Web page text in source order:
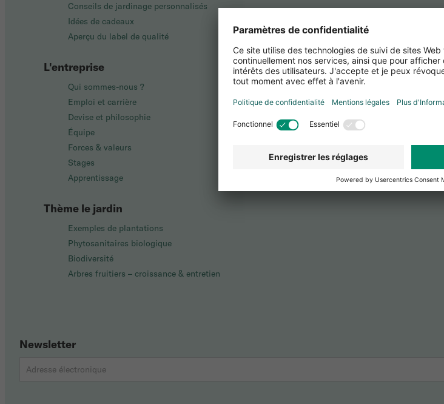
Conseils de jardinage personnalisés
Idées de cadeaux
Aperçu du label de qualité
L'entreprise
Qui sommes-nous ?
Emploi et carrière
Devise et philosophie
Équipe
Forces & valeurs
Stages
Apprentissage
Thème le jardin
Exemples de plantations
Phytosanitaires biologique
Biodiversité
Arbres fruitiers – croissance & entretien
Newsletter